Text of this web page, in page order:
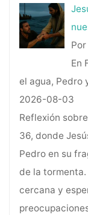
En
el agua, Pedro
2026-08-03
Reflexión
36, donde
Pedro en su
de la
cercana y